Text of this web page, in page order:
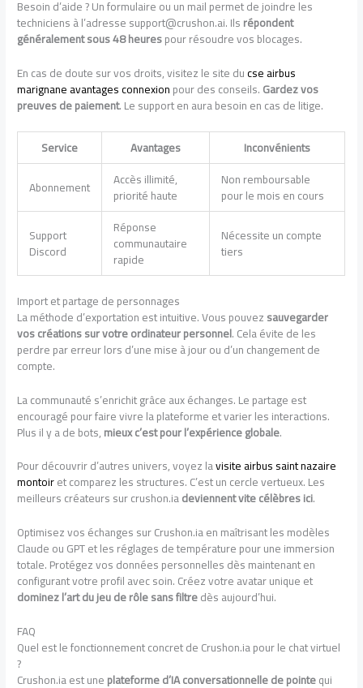
Besoin d’aide ? Un formulaire ou un mail permet de joindre les
techniciens à l’adresse support@crushon.ai. Ilsrépondent
généralement sous 48 heurespour résoudre vos blocages.
En cas de doute sur vos droits, visitez le site ducse airbus
marignane avantages connexionpour des conseils.Gardez vos
preuves de paiement. Le support en aura besoin en cas de litige.
Service
Avantages
Inconvénients
Abonnement
Accès illimité,
priorité haute
Non remboursable
pour le mois en cours
Support
Discord
Réponse
communautaire
rapide
Nécessite un compte
tiers
Import et partage de personnages
La méthode d’exportation est intuitive. Vous pouvezsauvegarder
vos créations sur votre ordinateur personnel. Cela évite de les
perdre par erreur lors d’une mise à jour ou d’un changement de
compte.
La communauté s’enrichit grâce aux échanges. Le partage est
encouragé pour faire vivre la plateforme et varier les interactions.
Plus il y a de bots,mieux c’est pour l’expérience globale.
Pour découvrir d’autres univers, voyez lavisite airbus saint nazaire
montoiret comparez les structures. C’est un cercle vertueux. Les
meilleurs créateurs sur crushon.iadeviennent vite célèbres ici.
Optimisez vos échanges sur Crushon.ia en maîtrisant les modèles
Claude ou GPT et les réglages de température pour une immersion
totale. Protégez vos données personnelles dès maintenant en
configurant votre profil avec soin. Créez votre avatar unique et
dominez l’art du jeu de rôle sans filtredès aujourd’hui.
FAQ
Quel est le fonctionnement concret de Crushon.ia pour le chat virtuel
?
Crushon.ia est uneplateforme d’IA conversationnelle de pointequi